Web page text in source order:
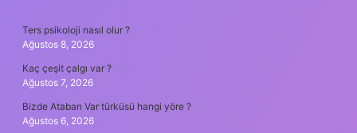
Ters psikoloji nasıl olur ?
Ağustos 8, 2026
Kaç çeşit çalgı var ?
Ağustos 7, 2026
Bizde Atabarı Var türküsü hangi yöre ?
Ağustos 6, 2026